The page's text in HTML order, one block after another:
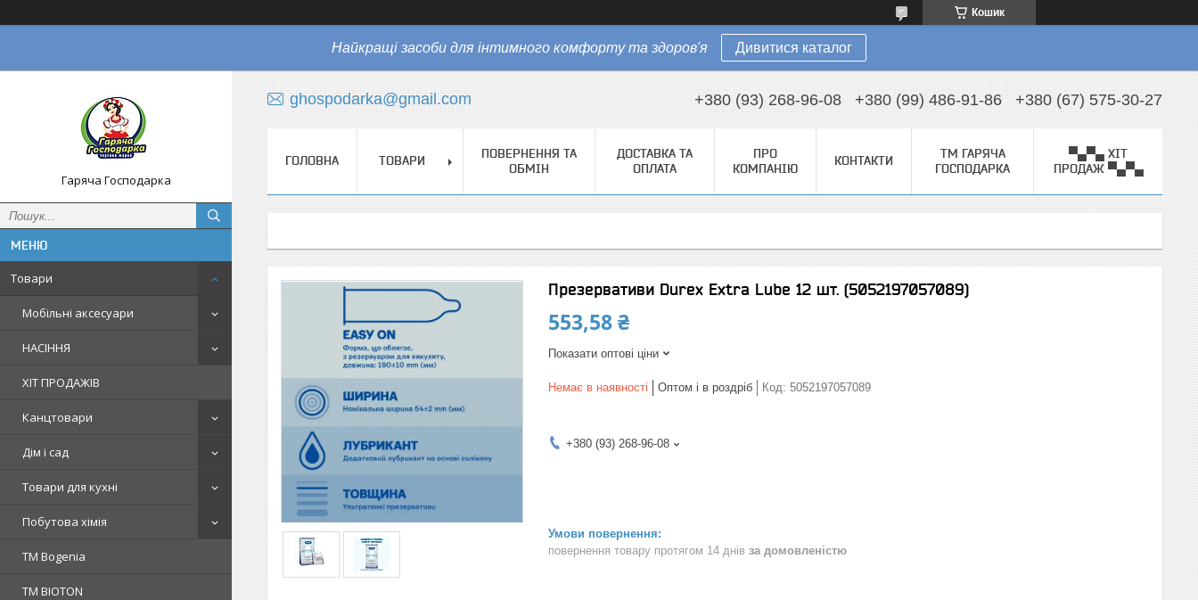
Кошик
Найкращі засоби для інтимного комфорту та здоров'я Дивитися каталог
Гаряча Господарка
Товари
Мобільні аксесуари
НАСІННЯ
ХІТ ПРОДАЖІВ
Канцтовари
Дім і сад
Товари для кухні
Побутова хімія
ТМ Bogenia
ТМ BIOTON
ghospodarka@gmail.com +380 (93) 268-96-08 +380 (99) 486-91-86 +380 (67) 575-30-27
ГОЛОВНА ТОВАРИ
ПОВЕРНЕННЯ ТА
ОБМІН
ДОСТАВКА ТА
ОПЛАТА
ПРО
КОМПАНІЮ
КОНТАКТИ
ТМ ГАРЯЧА
ГОСПОДАРКА
▀▄▀▄ ХІТ
ПРОДАЖ ▀▄▀▄
Презервативи Durex Extra Lube 12 шт. (5052197057089)
553,58 ₴
Показати оптові ціни
Немає в наявності Оптом і в роздріб Код: 5052197057089
+380 (93) 268-96-08
повернення товару протягом 14 днів за домовленістю